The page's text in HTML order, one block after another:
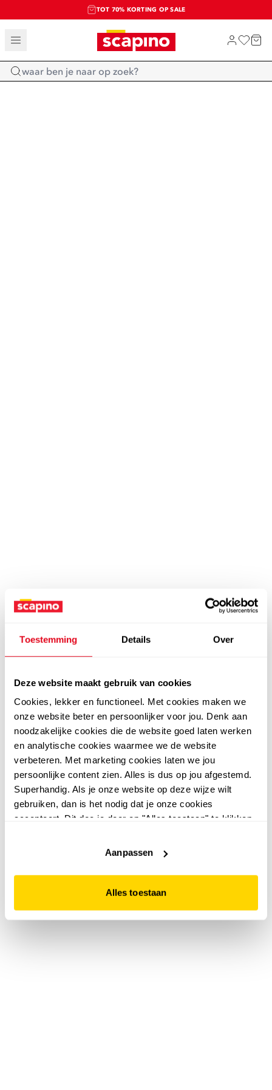
Toestemming Details Over
Deze website maakt gebruik van cookies
Cookies, lekker en functioneel. Met cookies maken we
onze website beter en persoonlijker voor jou. Denk aan
noodzakelijke cookies die de website goed laten werken
en analytische cookies waarmee we de website
verbeteren. Met marketing cookies laten we jou
persoonlijke content zien. Alles is dus op jou afgestemd.
Superhandig. Als je onze website op deze wijze wilt
gebruiken, dan is het nodig dat je onze cookies
accepteert. Dit doe je door op "Alles toestaan" te klikken.
website niet optimaal functioneert.
Aanpassen
Alles toestaan
TOT 70% KORTING OP SALE
SALE: LAATSTE KANS!
SHOP NIEUW
Home